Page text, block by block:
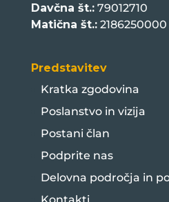
Davčna št.:79012710
Matična št.:2186250000
Predstavitev
Kratka zgodovina
Poslanstvo in vizija
Postani član
Podprite nas
Delovna področja in